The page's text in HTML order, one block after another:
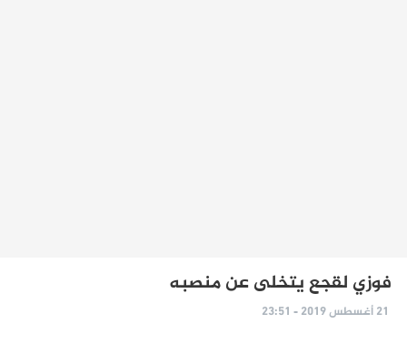
فوزي لقجع يتخلى عن منصبه
21 أغسطس 2019 - 23:51